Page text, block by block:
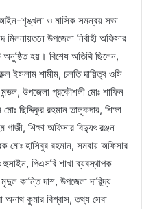
শৃঙ্খলা ও মাসিক সমন্বয় সভা
উপজেলা নির্বাহী অফিসার
অনুষ্ঠিত হয়। বিশেষ অতিথি ছিলেন,
ইসলাম শামীম, চলতি দায়িত্ব ওসি
উপজেলা প্রকৌশলী মোঃ শাফিন
ছিদ্দিকুর রহমান তালুকদার, শিক্ষা
শিক্ষা অফিসার বিদ্যুৎ রঞ্জন
মোঃ হাসিবুর রহমান, সমবায় অফিসার
হুসাইন, পিএসবি শাখা ব্যবস্থাপক
কান্তি দাশ, উপজেলা দারিদ্র্য
অনাথ কুমার বিশ্বাস, তথ্য সেবা